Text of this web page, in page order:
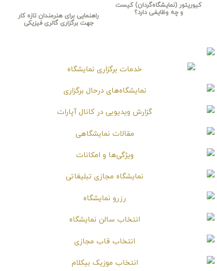
کیوریتور (نمایشگاه‌گردان) کیست
و چه وظایفی دارد؟
راهنمایی برای هنرمندان تازه کار
جهت برگزاری گالری فیزیکی